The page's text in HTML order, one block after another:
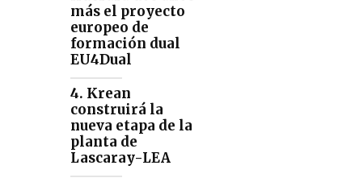
más el proyecto
europeo de
formación dual
EU4Dual
4. Krean
construirá la
nueva etapa de la
planta de
Lascaray-LEA